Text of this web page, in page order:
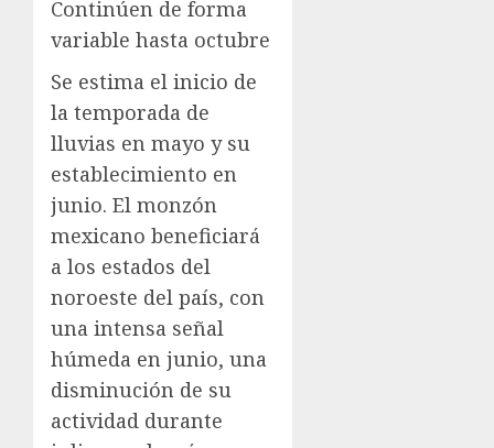
Continúen de forma
variable hasta octubre
Se estima el inicio de
la temporada de
lluvias en mayo y su
establecimiento en
junio. El monzón
mexicano beneficiará
a los estados del
noroeste del país, con
una intensa señal
húmeda en junio, una
disminución de su
actividad durante